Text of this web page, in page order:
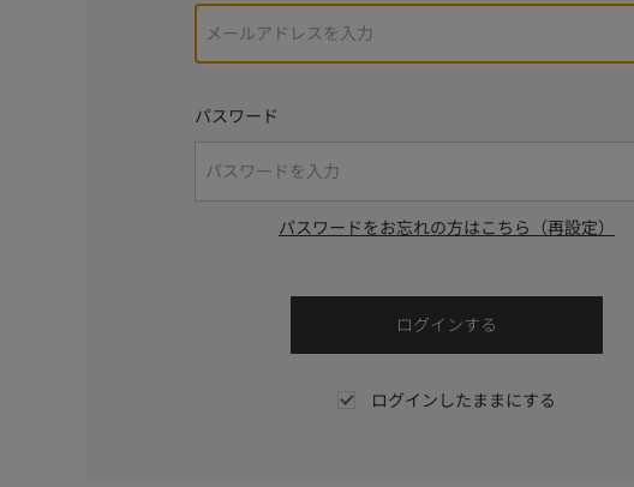
パスワード
パスワードをお忘れの方はこちら（再設定）
ログインしたままにする